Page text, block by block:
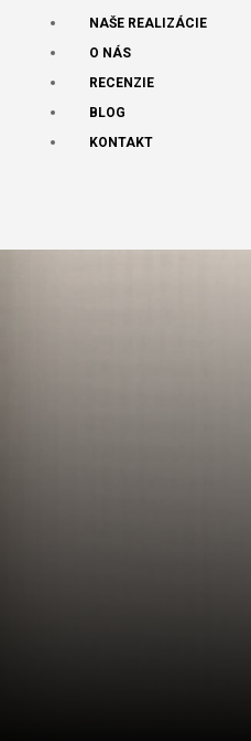
NAŠE REALIZÁCIE
O NÁS
RECENZIE
BLOG
KONTAKT